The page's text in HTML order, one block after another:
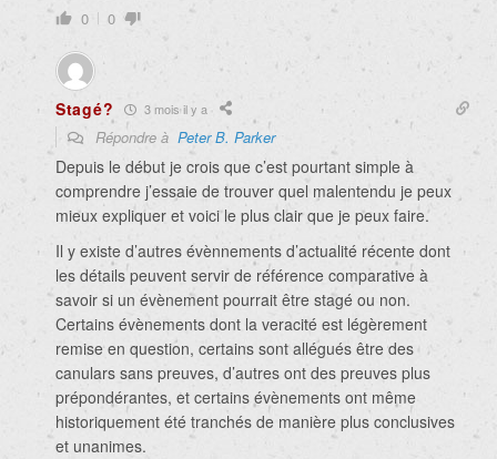
0 0
Stagé? 3 mois il y a
Répondre à Peter B. Parker
Depuis le début je crois que c’est pourtant simple à
comprendre j’essaie de trouver quel malentendu je peux
mieux expliquer et voici le plus clair que je peux faire.
Il y existe d’autres évènnements d’actualité récente dont
les détails peuvent servir de référence comparative à
savoir si un évènement pourrait être stagé ou non.
Certains évènements dont la veracité est légèrement
remise en question, certains sont allégués être des
canulars sans preuves, d’autres ont des preuves plus
prépondérantes, et certains évènements ont même
historiquement été tranchés de manière plus conclusives
et unanimes.